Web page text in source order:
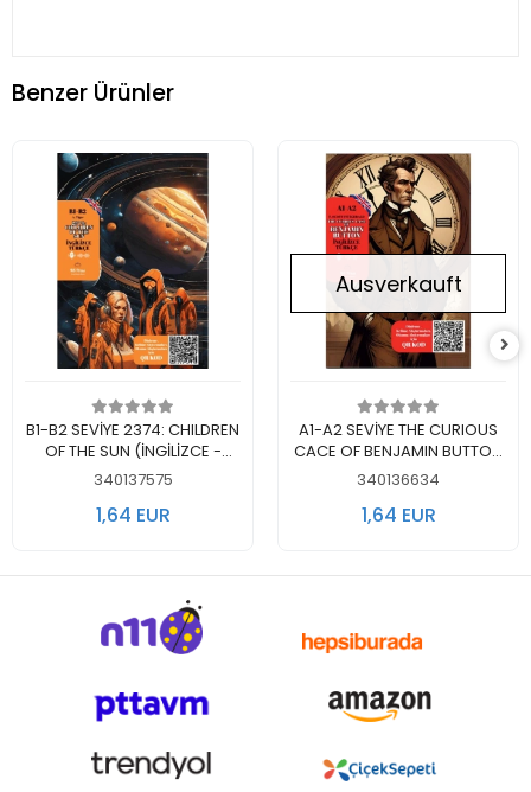
Benzer Ürünler
In den Warenkorb
legen
B1-B2 SEVİYE 2374: CHILDREN
OF THE SUN (İNGİLİZCE -
TÜRKÇE)
340137575
1,64 EUR
Nicht auf Lager
Ausverkauft
A1-A2 SEVİYE THE CURIOUS
CACE OF BENJAMIN BUTTON
(İNGİLİZCE - TÜRKÇE)
340136634
1,64 EUR